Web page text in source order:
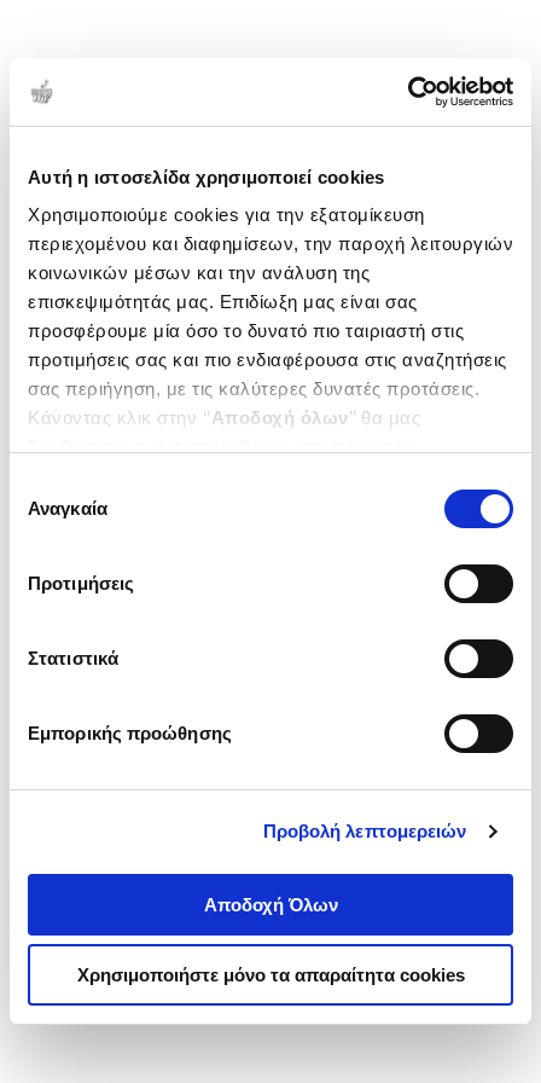
Αυτή η ιστοσελίδα χρησιμοποιεί cookies
Χρησιμοποιούμε cookies για την εξατομίκευση
περιεχομένου και διαφημίσεων, την παροχή λειτουργιών
κοινωνικών μέσων και την ανάλυση της
επισκεψιμότητάς μας. Επιδίωξη μας είναι σας
προσφέρουμε μία όσο το δυνατό πιο ταιριαστή στις
προτιμήσεις σας και πιο ενδιαφέρουσα στις αναζητήσεις
σας περιήγηση, με τις καλύτερες δυνατές προτάσεις.
Κάνοντας κλικ στην ‘’Αποδοχή όλων’’ θα μας
ενδιαφέρουν και να επιλέξετε από τα παρακάτω με την
΄΄και να ενημερωθείτε σχετικά με
συγκατάθεσης
Αναγκαία
Προτιμήσεις
Στατιστικά
Εμπορικής προώθησης
Προβολή λεπτομερειών
Αποδοχή Όλων
Χρησιμοποιήστε μόνο τα απαραίτητα cookies